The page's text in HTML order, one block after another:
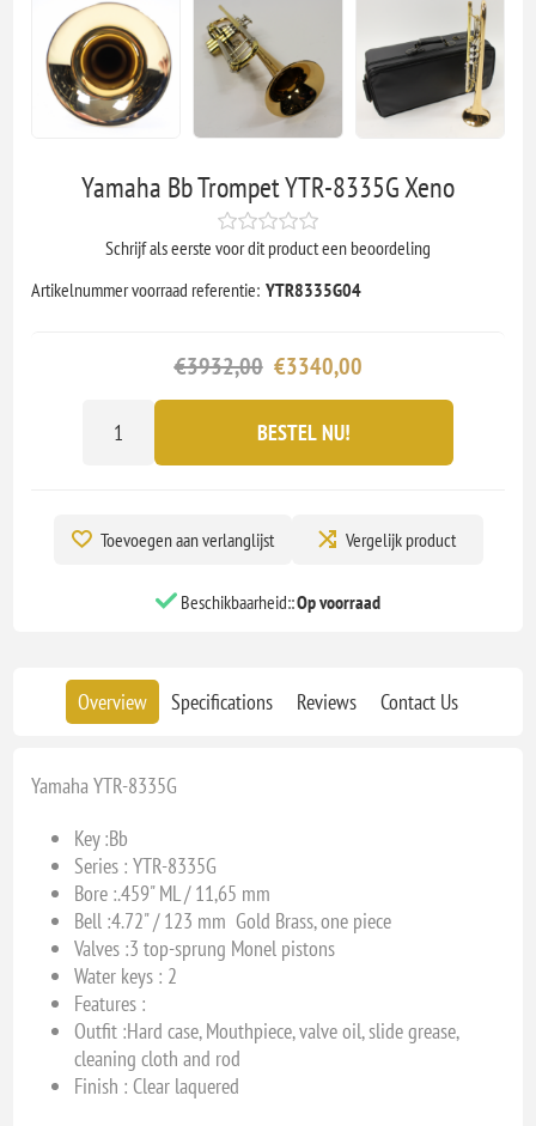
Yamaha Bb Trompet YTR-8335G Xeno
Schrijf als eerste voor dit product een beoordeling
Artikelnummer voorraad referentie: YTR8335G04
€3932,00 €3340,00
BESTEL NU!
Toevoegen aan verlanglijst Vergelijk product
Beschikbaarheid::Op voorraad
Overview Specifications Reviews Contact Us
Yamaha YTR-8335G
Key :Bb
Series : YTR-8335G
Bore :.459" ML / 11,65 mm
Bell :4.72" / 123 mm Gold Brass, one piece
Valves :3 top-sprung Monel pistons
Water keys : 2
Features :
Outfit :Hard case, Mouthpiece, valve oil, slide grease,
cleaning cloth and rod
Finish : Clear laquered